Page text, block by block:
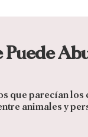
Puede
que parecían
animales y